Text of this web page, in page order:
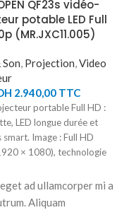
QF23s vidéo-
potable LED Full
(MR.JXC11.005)
Son, Projection,Video
2.940,00TTC
portable Full HD :
LED longue durée et
Image : Full HD
× 1080), technologie
: 250 ANSI lumens
lumens). Contraste : 1
lumineuse : LED,
ad ullamcorper mi a
Aliquam